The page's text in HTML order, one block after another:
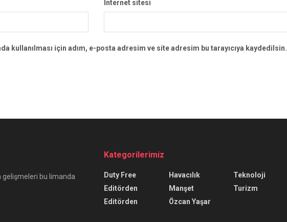
İnternet sitesi
kullanılması için adım, e-posta adresim ve site adresim bu tarayıcıya kaydedilsin.
gelişmeleri bu limanda
Kategorilerimiz
Duty Free
Editörden
Editörden
Havacılık
Manşet
Özcan Yaşar
Teknoloji
Turizm